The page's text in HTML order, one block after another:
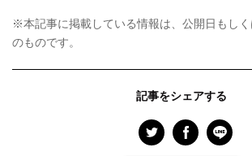
※本記事に掲載している情報は、公開日もし
のものです。
記事をシェアする